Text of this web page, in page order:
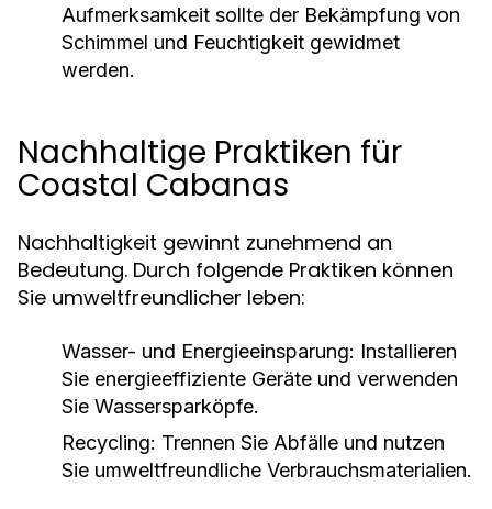
Aufmerksamkeit sollte der Bekämpfung von
Schimmel und Feuchtigkeit gewidmet
werden.
Nachhaltige Praktiken für
Coastal Cabanas
Nachhaltigkeit gewinnt zunehmend an
Bedeutung. Durch folgende Praktiken können
Sie umweltfreundlicher leben:
Wasser- und Energieeinsparung: Installieren
Sie energieeffiziente Geräte und verwenden
Sie Wassersparköpfe.
Recycling: Trennen Sie Abfälle und nutzen
Sie umweltfreundliche Verbrauchsmaterialien.